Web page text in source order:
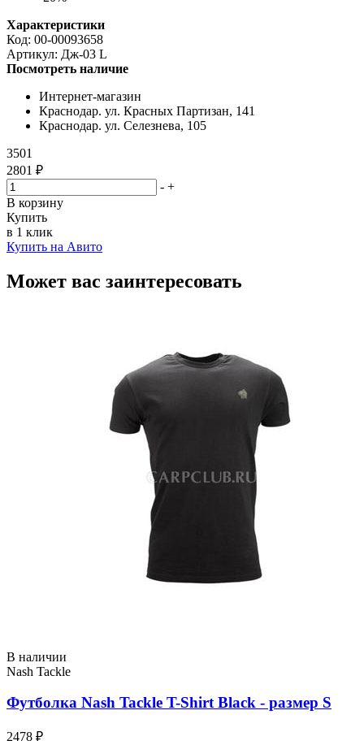
Характеристики
Код: 00-00093658
Артикул: Дж-03 L
Посмотреть наличие
Интернет-магазин
Краснодар. ул. Красных Партизан, 141
Краснодар. ул. Селезнева, 105
3501
2801 ₽
- +
В корзину
Купить
в 1 клик
Купить на Авито
Может вас заинтересовать
В наличии
Nash Tackle
Футболка Nash Tackle T-Shirt Black - размер S
2478 ₽